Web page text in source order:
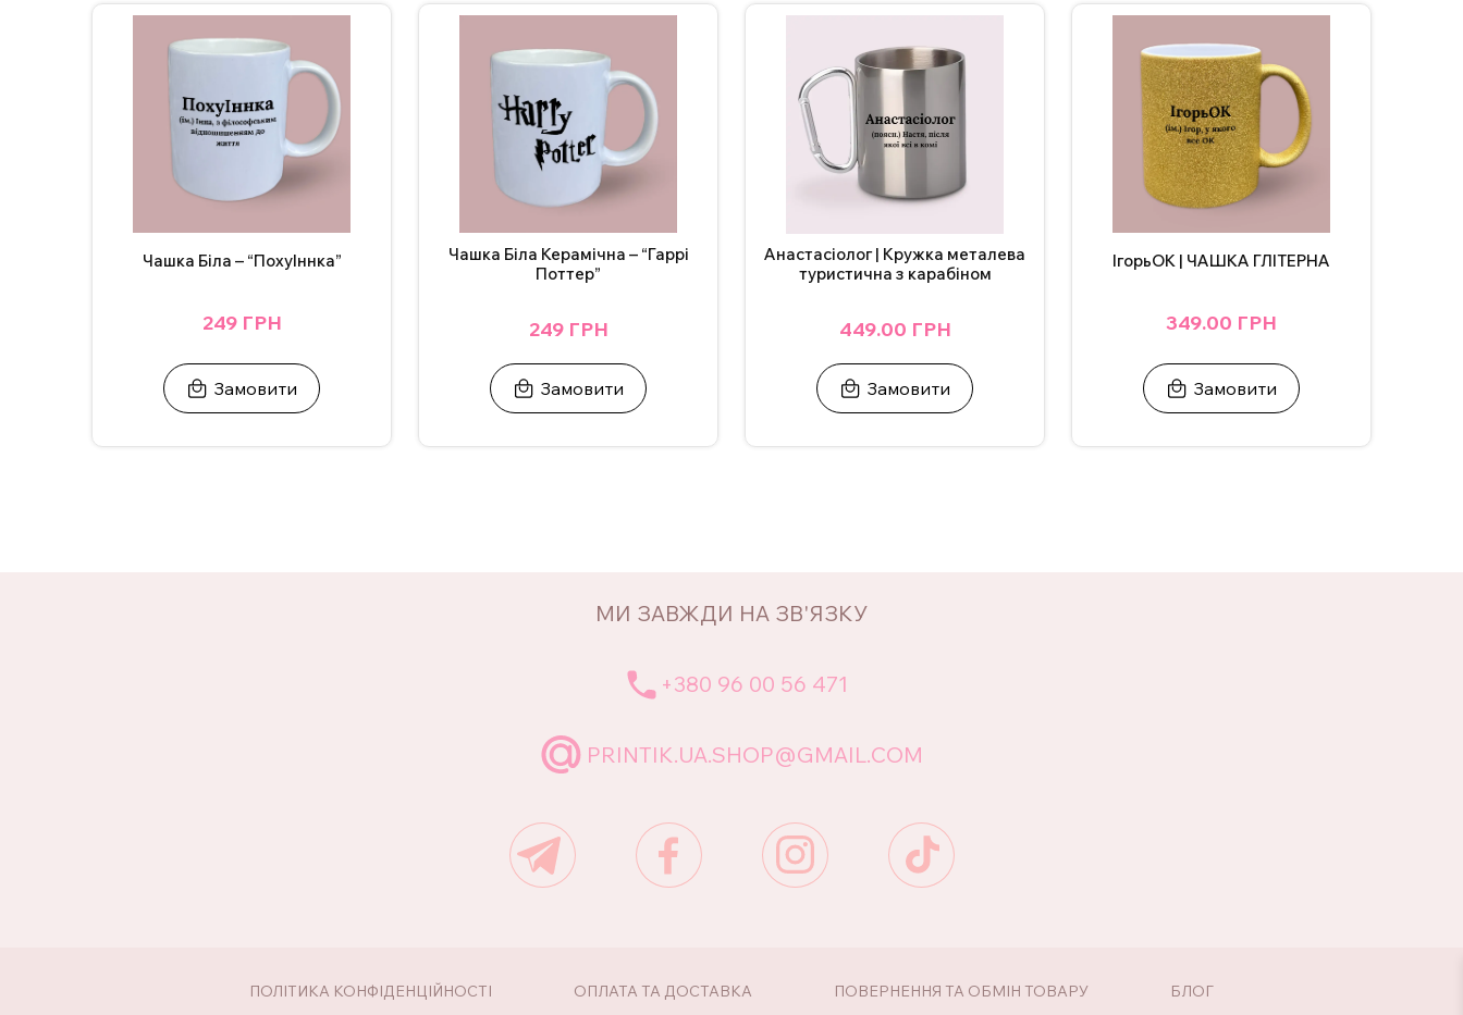
Чашка Біла – “ПохуІннка”
249 ГРН
Замовити
Чашка Біла Керамічна – “Гаррі
Поттер”
249 ГРН
Замовити
Анастасіолог | Кружка металева
туристична з карабіном
449.00 ГРН
Замовити
ІгорьОК | ЧАШКА ГЛІТЕРНА
349.00 ГРН
Замовити
МИ ЗАВЖДИ НА ЗВ'ЯЗКУ
+380 96 00 56 471
PRINTIK.UA.SHOP@GMAIL.COM
ПОЛІТИКА КОНФІДЕНЦІЙНОСТІ ОПЛАТА ТА ДОСТАВКА ПОВЕРНЕННЯ ТА ОБМІН ТОВАРУ БЛОГ